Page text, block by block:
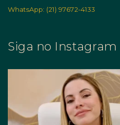
WhatsApp: (21) 97672-4133
Siga no Instagram